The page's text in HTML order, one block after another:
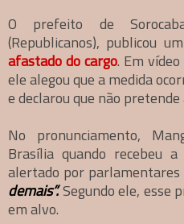
O prefeito de
(Republicanos), publicou
afastado do cargo. Em
ele alegou que a medida
e declarou que não
No pronunciamento,
Brasília quando recebeu
alertado por parlamentares
demais”.Segundo ele, esse
em alvo.